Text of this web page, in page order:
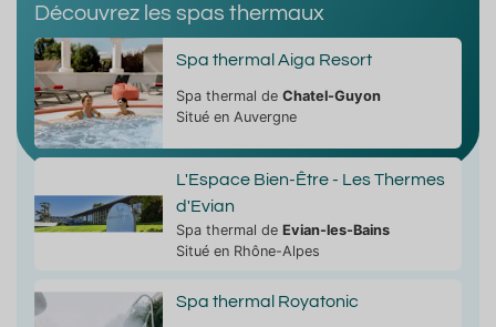
Découvrez les spas thermaux
Spa thermal Aiga Resort
Spa thermal de Chatel-Guyon
Situé en Auvergne
L'Espace Bien-Être - Les Thermes
d'Evian
Spa thermal de Evian-les-Bains
Situé en Rhône-Alpes
Spa thermal Royatonic